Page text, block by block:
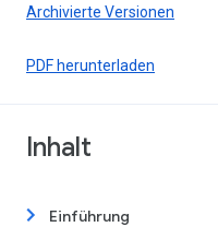
Archivierte Versionen
PDF herunterladen
Inhalt
Einführung